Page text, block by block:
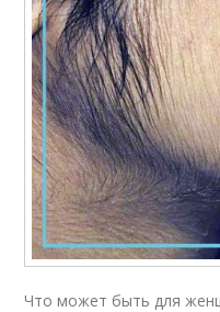
Что может быть для